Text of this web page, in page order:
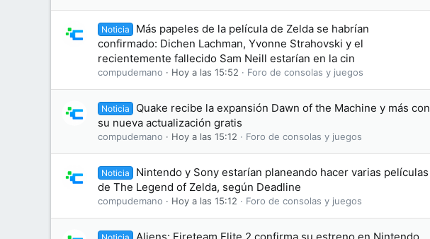
Noticia
Más papeles de la película de Zelda se habrían
confirmado: Dichen Lachman, Yvonne Strahovski y el
recientemente fallecido Sam Neill estarían en la cin
compudemano Hoy a las 15:52 Foro de consolas y juegos
Noticia
Quake recibe la expansión Dawn of the Machine y más con
su nueva actualización gratis
compudemano Hoy a las 15:12 Foro de consolas y juegos
Noticia
Nintendo y Sony estarían planeando hacer varias películas
de The Legend of Zelda, según Deadline
compudemano Hoy a las 15:12 Foro de consolas y juegos